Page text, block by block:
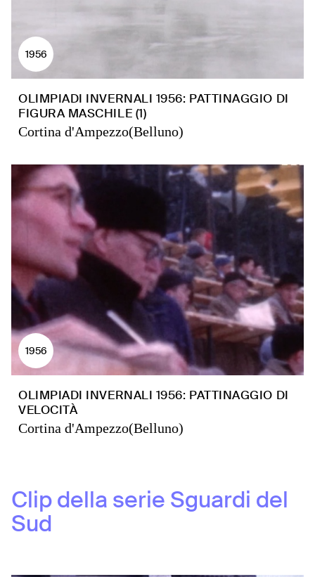
1956
OLIMPIADI INVERNALI 1956: PATTINAGGIO DI
FIGURA MASCHILE (1)
Cortina d'Ampezzo(Belluno)
1956
OLIMPIADI INVERNALI 1956: PATTINAGGIO DI
VELOCITÀ
Cortina d'Ampezzo(Belluno)
Clip della serie Sguardi del
Sud